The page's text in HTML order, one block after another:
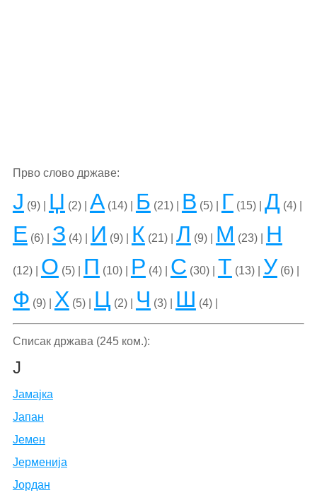
Прво слово државе:
Ј (9) | Џ (2) | А(14) | Б (21) | В (5) | Г (15) | Д (4) |
Е (6) | З (4) | И (9) | К (21) | Л (9) | М (23) | Н
(12) | О (5) | П (10) | Р (4) | С (30) | Т (13) | У (6) |
Ф (9) | Х (5) | Ц (2) | Ч (3) | Ш (4) |
Списак држава (245 ком.):
Ј
Јамајка
Јапан
Јемен
Јерменија
Јордан